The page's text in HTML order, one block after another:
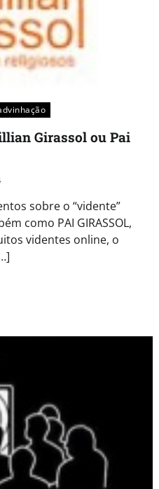
Girassol ou Pai
sobre o “vidente”
como PAI GIRASSOL,
videntes online, o